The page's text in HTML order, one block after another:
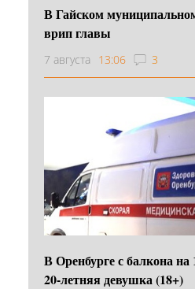
В Гайском
врип главы
7 августа 13:06 3
В Оренбурге с балкона на
20-летняя девушка (18+)